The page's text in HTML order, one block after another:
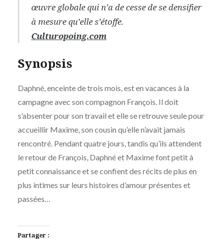
œuvre globale qui n’a de cesse de se densifier
à mesure qu’elle s’étoffe.
Culturopoing.com
Synopsis
Daphné, enceinte de trois mois, est en vacances à la
campagne avec son compagnon François. Il doit
s’absenter pour son travail et elle se retrouve seule pour
accueillir Maxime, son cousin qu’elle n’avait jamais
rencontré. Pendant quatre jours, tandis qu’ils attendent
le retour de François, Daphné et Maxime font petit à
petit connaissance et se confient des récits de plus en
plus intimes sur leurs histoires d’amour présentes et
passées…
Partager :